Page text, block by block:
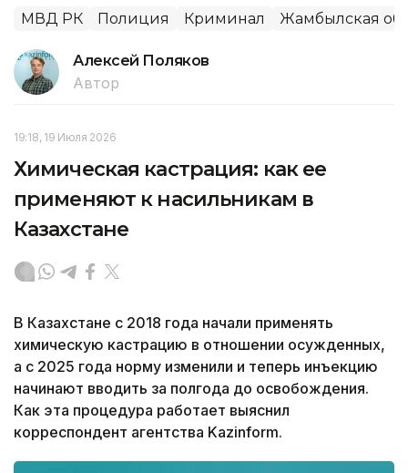
МВД РК Полиция Криминал Жамбылская
Алексей Поляков
Автор
19:18, 19 Июля 2026
Химическая кастрация: как ее
применяют к насильникам в
Казахстане
В Казахстане с 2018 года начали применять
химическую кастрацию в отношении осужденных,
а с 2025 года норму изменили и теперь инъекцию
начинают вводить за полгода до освобождения.
Как эта процедура работает выяснил
корреспондент агентства Kazinform.